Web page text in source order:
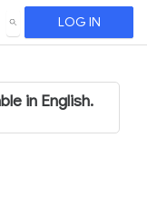
SEARCH LOG IN
in English.